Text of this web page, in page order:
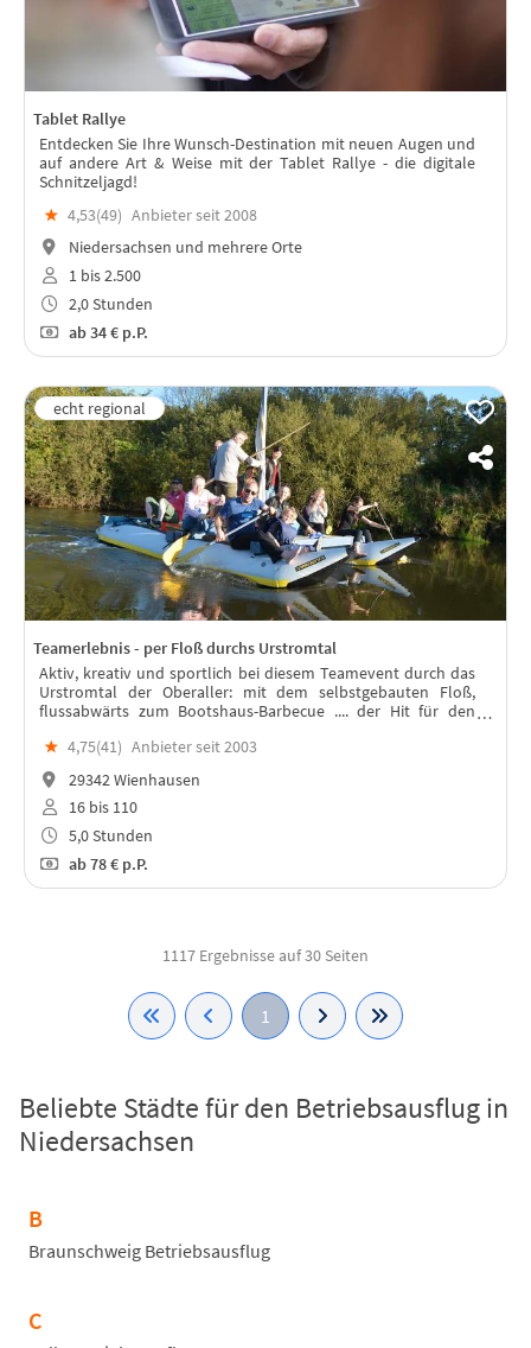
Tablet Rallye
Entdecken Sie Ihre Wunsch-Destination mit neuen Augen und
auf andere Art & Weise mit der Tablet Rallye - die digitale
Schnitzeljagd!
★ 4,53(49) Anbieter seit 2008
Niedersachsen und mehrere Orte
1 bis 2.500
2,0 Stunden
ab34 € p.P.
Teamerlebnis - per Floß durchs Urstromtal
Aktiv, kreativ und sportlich bei diesem Teamevent durch das
Urstromtal der Oberaller: mit dem selbstgebauten Floß,
flussabwärts zum Bootshaus-Barbecue .... der Hit für den
★ 4,75(41) Anbieter seit 2003
29342 Wienhausen
16 bis 110
5,0 Stunden
ab78 € p.P.
1117 Ergebnisse auf 30 Seiten
1
Beliebte Städte für den Betriebsausflug in
Niedersachsen
B
Braunschweig Betriebsausflug
C